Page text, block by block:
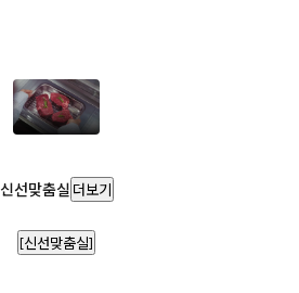
신선맞춤실 더보기
[신선맞춤실]